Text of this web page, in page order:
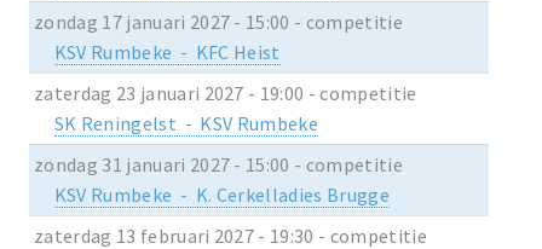
zondag 17 januari 2027 - 15:00 - competitie
KSV Rumbeke - KFC Heist
zaterdag 23 januari 2027 - 19:00 - competitie
SK Reningelst - KSV Rumbeke
zondag 31 januari 2027 - 15:00 - competitie
KSV Rumbeke - K. Cerkelladies Brugge
zaterdag 13 februari 2027 - 19:30 - competitie